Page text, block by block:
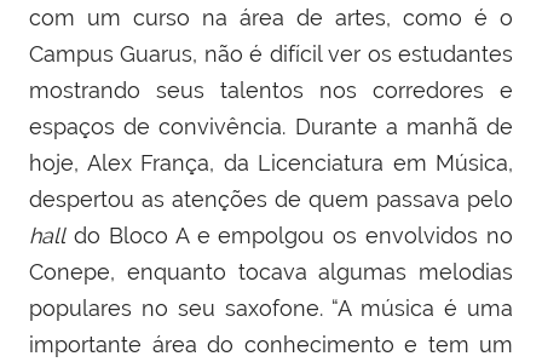
com um curso na área de artes, como é o
Campus Guarus, não é difícil ver os estudantes
mostrando seus talentos nos corredores e
espaços de convivência. Durante a manhã de
hoje, Alex França, da Licenciatura em Música,
despertou as atenções de quem passava pelo
halldo Bloco A e empolgou os envolvidos no
Conepe, enquanto tocava algumas melodias
populares no seu saxofone. “A música é uma
importante área do conhecimento e tem um